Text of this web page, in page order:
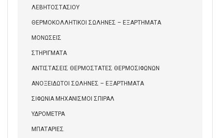
ΛΕΒΗΤΟΣΤΑΣΙΟΥ
ΘΕΡΜΟΚΟΛΛΗΤΙΚΟΙ ΣΩΛΗΝΕΣ – ΕΞΑΡΤΗΜΑΤΑ
ΜΟΝΩΣΕΙΣ
ΣΤΗΡΙΓΜΑΤΑ
ΑΝΤΙΣΤΑΣΕΙΣ ΘΕΡΜΟΣΤΑΤΕΣ ΘΕΡΜΟΣΙΦΩΝΩΝ
ΑΝΟΞΕΙΔΩΤΟΙ ΣΩΛΗΝΕΣ – ΕΞΑΡΤΗΜΑΤΑ
ΣΙΦΩΝΙΑ ΜΗΧΑΝΙΣΜΟΙ ΣΠΙΡΑΛ
ΥΔΡΟΜΕΤΡΑ
ΜΠΑΤΑΡΙΕΣ